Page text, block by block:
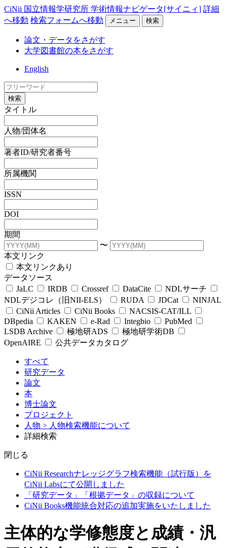
CiNii 国立情報学研究所 学術情報ナビゲータ[サイニィ] 詳細
へ移動 検索フォームへ移動 メニュー 検索
論文・データをさがす
大学図書館の本をさがす
English
検索
タイトル
人物/団体名
著者ID/研究者番号
所属機関
ISSN
DOI
期間
〜
本文リンク
本文リンクあり
データソース
JaLC
IRDB Crossref DataCite
NDLサーチ
NDLデジコレ（旧NII-ELS）
RUDA JDCat
NINJAL
CiNii Articles
CiNii Books
NACSIS-CAT/ILL
DBpedia
KAKEN e-Rad Integbio
PubMed
LSDB Archive
極地研ADS
極地研学術DB
OpenAIRE
公共データカタログ
すべて
研究データ
論文
本
博士論文
プロジェクト
人物 > 人物検索機能について
詳細検索
閉じる
CiNii Researchナレッジグラフ検索機能（試行版）を
CiNii Labsにて公開しました
「研究データ」「根拠データ」の収録について
CiNii Books機能統合対応の追加実施をいたしました
主体的な学修態度と成績・汎